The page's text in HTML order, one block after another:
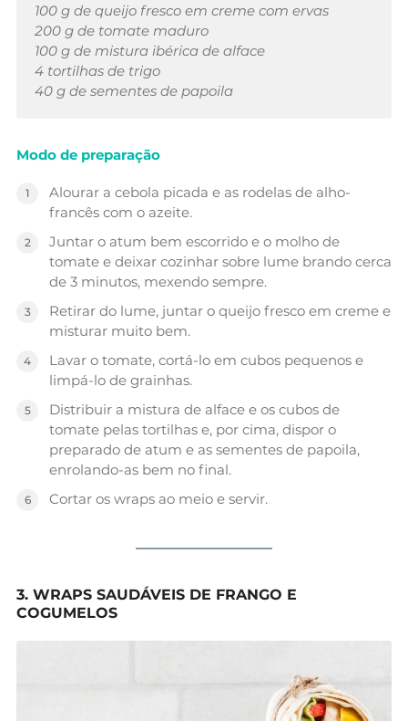
100 g de queijo fresco em creme com ervas
200 g de tomate maduro
100 g de mistura ibérica de alface
4 tortilhas de trigo
40 g de sementes de papoila
Modo de preparação
Alourar a cebola picada e as rodelas de alho-
francês com o azeite.
Juntar o atum bem escorrido e o molho de
tomate e deixar cozinhar sobre lume brando cerca
de 3 minutos, mexendo sempre.
Retirar do lume, juntar o queijo fresco em creme e
misturar muito bem.
Lavar o tomate, cortá-lo em cubos pequenos e
limpá-lo de grainhas.
Distribuir a mistura de alface e os cubos de
tomate pelas tortilhas e, por cima, dispor o
preparado de atum e as sementes de papoila,
enrolando-as bem no final.
Cortar os wraps ao meio e servir.
3. WRAPS SAUDÁVEIS DE FRANGO E
COGUMELOS